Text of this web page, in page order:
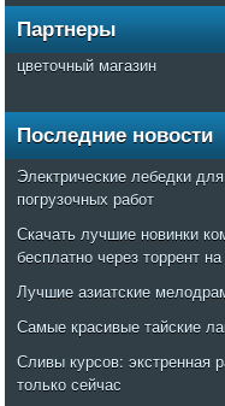
Партнеры
цветочный магазин
Последние новости
Электрические лебедки
погрузочных работ
Скачать лучшие новинки
бесплатно через торрент
Лучшие азиатские
Самые красивые тайские
Сливы курсов: экстренная
только сейчас